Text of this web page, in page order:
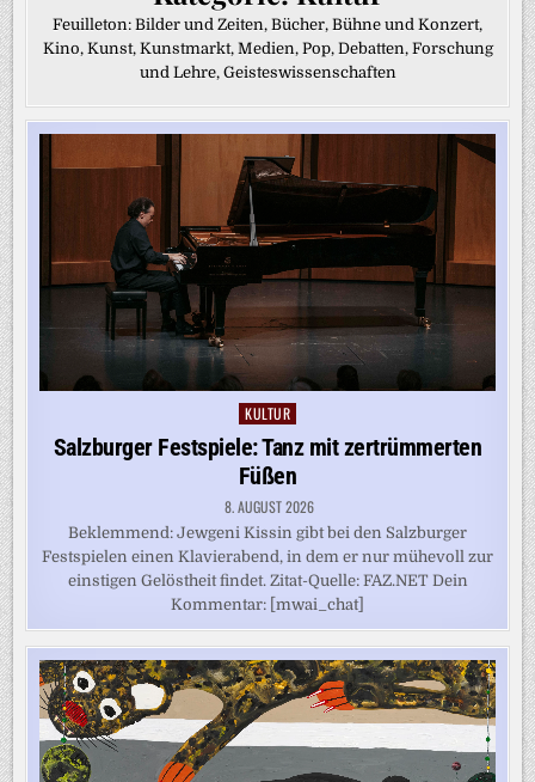
Feuilleton: Bilder und Zeiten, Bücher, Bühne und Konzert,
Kino, Kunst, Kunstmarkt, Medien, Pop, Debatten, Forschung
und Lehre, Geisteswissenschaften
Posted
in
KULTUR
Salzburger Festspiele: Tanz mit zertrümmerten
Füßen
8. AUGUST 2026
Beklemmend: Jewgeni Kissin gibt bei den Salzburger
Festspielen einen Klavierabend, in dem er nur mühevoll zur
einstigen Gelöstheit findet. Zitat-Quelle: FAZ.NET Dein
Kommentar: [mwai_chat]